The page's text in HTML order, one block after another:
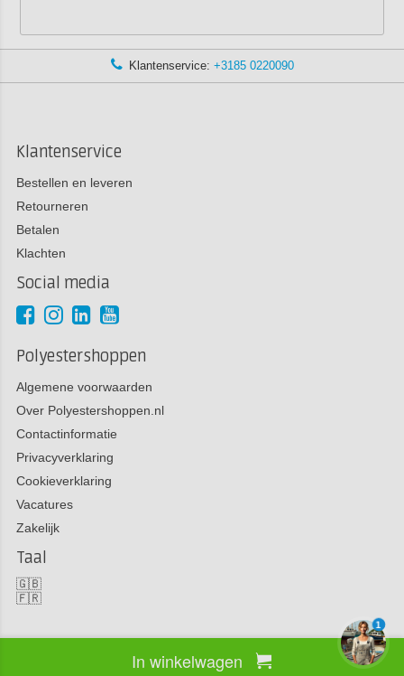
In winkelwagen
Klantenservice: +3185 0220090
Klantenservice
Bestellen en leveren
Retourneren
Betalen
Klachten
Social media
Polyestershoppen
Algemene voorwaarden
Over Polyestershoppen.nl
Contactinformatie
Privacyverklaring
Cookieverklaring
Vacatures
Zakelijk
Taal
🇬🇧
🇫🇷
Copyright 2026 Polyestershoppen bv
1